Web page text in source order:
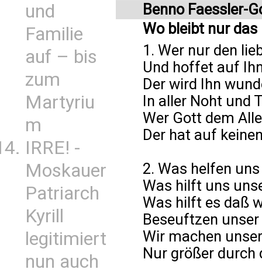
und
Familie
auf – bis
zum
Martyriu
m
IRRE! -
Moskauer
Patriarch
Kyrill
legitimiert
nun auch
Benno Faessler-
Wo bleibt nur
1. Wer nur den
Und hoffet auf
Der wird Ihn
In aller Noht und
Wer Gott dem
Der hat auf
2. Was helfen
Was hilft uns
Was hilft es daß
Beseuftzen
Wir machen
Nur größer durch